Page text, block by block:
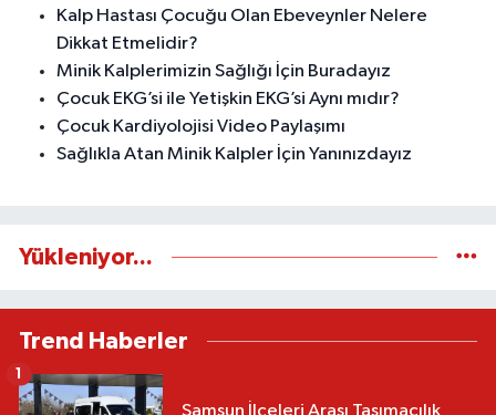
Kalp Hastası Çocuğu Olan Ebeveynler Nelere
Dikkat Etmelidir?
Minik Kalplerimizin Sağlığı İçin Buradayız
Çocuk EKG’si ile Yetişkin EKG’si Aynı mıdır?
Çocuk Kardiyolojisi Video Paylaşımı
Sağlıkla Atan Minik Kalpler İçin Yanınızdayız
Yükleniyor...
Trend Haberler
Samsun İlçeleri Arası Taşımacılık
1